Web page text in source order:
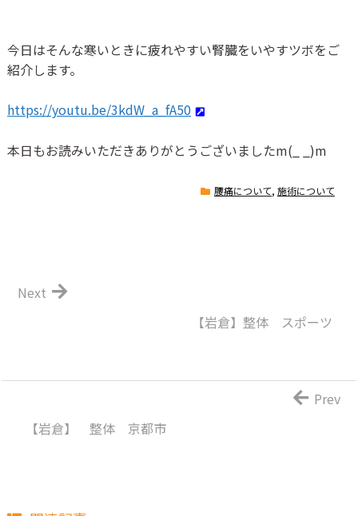
今日はそんな寒いときに疲れやすい腎臓をいやすツボをご
紹介します。
https://youtu.be/3kdW_a_fA50
本日もお読みいただきありがとうございましたm(_ _)m
腰痛について, 施術について
【岩倉】整体 スポーツ
Next
【岩倉】 整体 京都市
Prev